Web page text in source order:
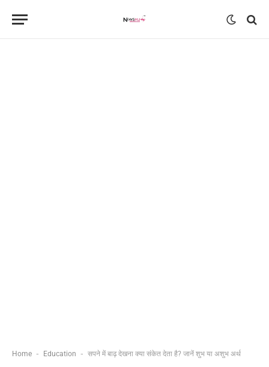
Home - Education - सपने में बाढ़ देखना क्या संकेत देता है? जानें शुभ या अशुभ अर्थ